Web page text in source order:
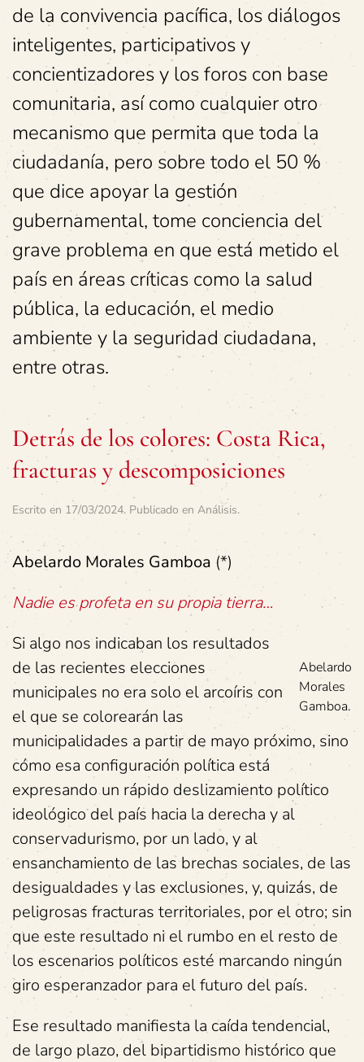
de la convivencia pacífica, los diálogos
inteligentes, participativos y
concientizadores y los foros con base
comunitaria, así como cualquier otro
mecanismo que permita que toda la
ciudadanía, pero sobre todo el 50 %
que dice apoyar la gestión
gubernamental, tome conciencia del
grave problema en que está metido el
país en áreas críticas como la salud
pública, la educación, el medio
ambiente y la seguridad ciudadana,
entre otras.
Detrás de los colores: Costa Rica,
fracturas y descomposiciones
Escrito en 17/03/2024. Publicado en Análisis.
Abelardo Morales Gamboa (*)
Nadie es profeta en su propia tierra…
Abelardo
Morales
Gamboa.
Si algo nos indicaban los resultados
de las recientes elecciones
municipales no era solo el arcoíris con
el que se colorearán las
municipalidades a partir de mayo próximo, sino
cómo esa configuración política está
expresando un rápido deslizamiento político
ideológico del país hacia la derecha y al
conservadurismo, por un lado, y al
ensanchamiento de las brechas sociales, de las
desigualdades y las exclusiones, y, quizás, de
peligrosas fracturas territoriales, por el otro; sin
que este resultado ni el rumbo en el resto de
los escenarios políticos esté marcando ningún
giro esperanzador para el futuro del país.
Ese resultado manifiesta la caída tendencial,
de largo plazo, del bipartidismo histórico que